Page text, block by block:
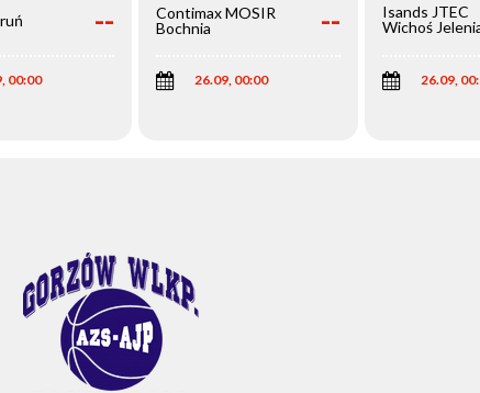
--
00:00
Contimax MOSIR
Bochnia
--
26.09, 00:00
Isands JTEC
Wichoś
26.09,